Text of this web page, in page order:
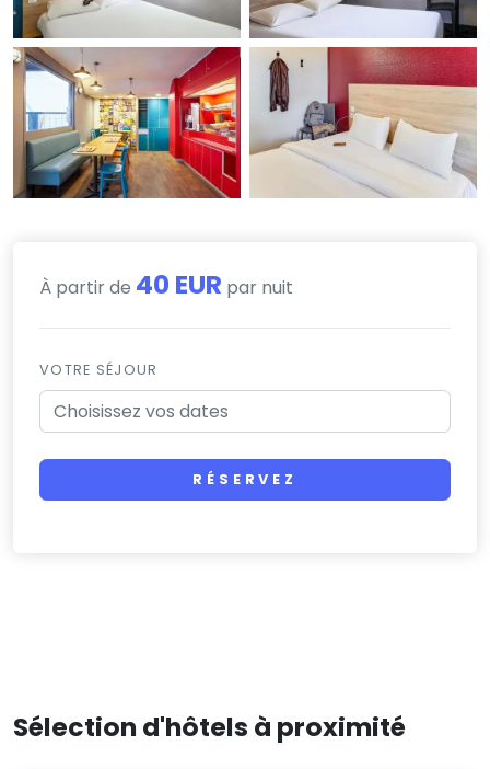
À partir de 40 EUR par nuit
VOTRE SÉJOUR
RÉSERVEZ
Sélection d'hôtels à proximité